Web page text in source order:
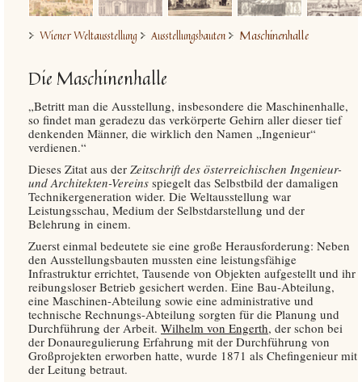
Wiener Weltausstellung Ausstellungsbauten Maschinenhalle
Die Maschinenhalle
„Betritt man die Ausstellung, insbesondere die Maschinenhalle,
so findet man geradezu das verkörperte Gehirn aller dieser tief
denkenden Männer, die wirklich den Namen „Ingenieur“
verdienen.“
Dieses Zitat aus der Zeitschrift des österreichischen Ingenieur-
und Architekten-Vereins spiegelt das Selbstbild der damaligen
Technikergeneration wider. Die Weltausstellung war
Leistungsschau, Medium der Selbstdarstellung und der
Belehrung in einem.
Zuerst einmal bedeutete sie eine große Herausforderung: Neben
den Ausstellungsbauten mussten eine leistungsfähige
Infrastruktur errichtet, Tausende von Objekten aufgestellt und ihr
reibungsloser Betrieb gesichert werden. Eine Bau-Abteilung,
eine Maschinen-Abteilung sowie eine administrative und
technische Rechnungs-Abteilung sorgten für die Planung und
Durchführung der Arbeit. Wilhelm von Engerth, der schon bei
der Donauregulierung Erfahrung mit der Durchführung von
Großprojekten erworben hatte, wurde 1871 als Chefingenieur mit
der Leitung betraut.